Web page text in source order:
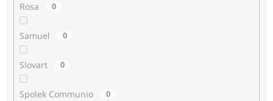
Rosa 0
Samuel 0
Slovart 0
Spolek Communio 0